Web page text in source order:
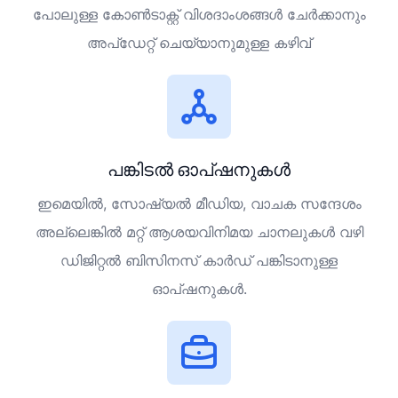
പോലുള്ള കോൺടാക്റ്റ് വിശദാംശങ്ങൾ ചേർക്കാനും
അപ്‌ഡേറ്റ് ചെയ്യാനുമുള്ള കഴിവ്
പങ്കിടൽ ഓപ്ഷനുകൾ
ഇമെയിൽ, സോഷ്യൽ മീഡിയ, വാചക സന്ദേശം
അല്ലെങ്കിൽ മറ്റ് ആശയവിനിമയ ചാനലുകൾ വഴി
ഡിജിറ്റൽ ബിസിനസ് കാർഡ് പങ്കിടാനുള്ള
ഓപ്ഷനുകൾ.